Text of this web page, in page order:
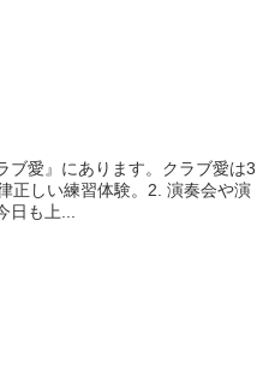
ブ愛』にあります。クラブ愛は3
正しい練習体験。2. 演奏会や演
も上...